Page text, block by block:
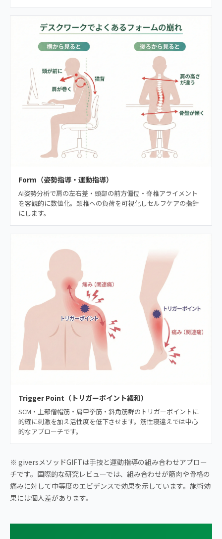
Form（姿勢指導・運動指導）
AI姿勢分析で肩の左右差・頭部の前方偏位・脊椎アライメント
を客観的に数値化。頚椎への負荷を可視化しセルフケアの指針
にします。
Trigger Point（トリガーポイント緩和）
SCM・上部僧帽筋・肩甲挙筋・斜角筋群のトリガーポイントに
的確に刺激を加え活性度を低下させます。筋性寝違えでは中心
的なアプローチです。
※ giversメソッドGIFTは手技と運動指導の組み合わせアプロー
チです。国際的な研究レビューでは、組み合わせが筋肉や骨格の
痛みに対して中等度のエビデンスで効果を示しています。施術効
果には個人差があります。